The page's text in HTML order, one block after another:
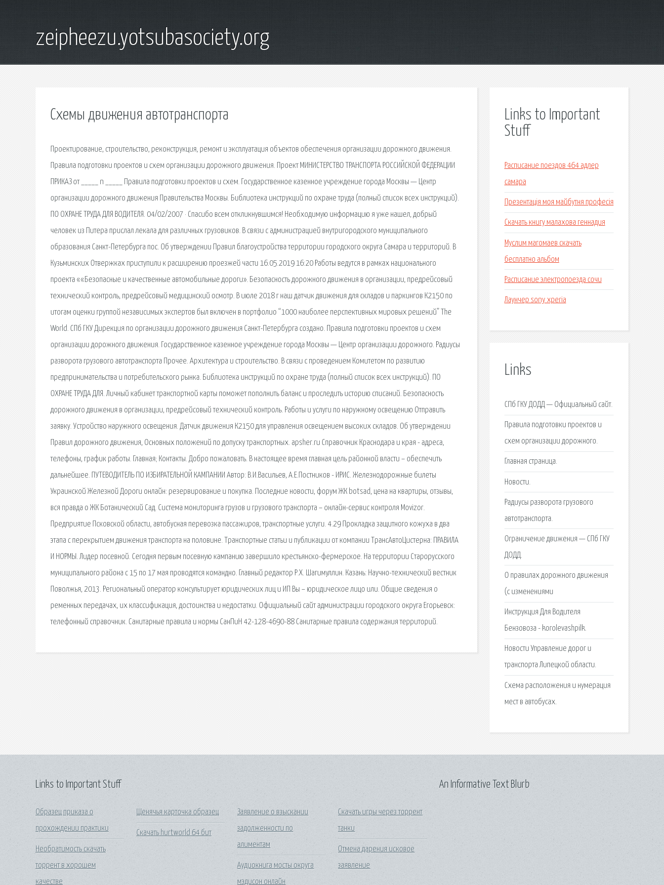
zeipheezu.yotsubasociety.org
Схемы движения автотранспорта
Проектирование, строительство, реконструкция, ремонт и эксплуатация объектов обеспечения организации дорожного движения.
Правила подготовки проектов и схем организации дорожного движения. Проект МИНИСТЕРСТВО ТРАНСПОРТА РОССИЙСКОЙ ФЕДЕРАЦИИ
ПРИКАЗ от _____ n _____ Правила подготовки проектов и схем. Государственное казенное учреждение города Москвы — Центр
организации дорожного движения Правительства Москвы. Библиотека инструкций по охране труда (полный список всех инструкций).
ПО ОХРАНЕ ТРУДА ДЛЯ ВОДИТЕЛЯ. 04/02/2007 · Спасибо всем откликнувшимся! Необходимую информацию я уже нашел, добрый
человек из Питера прислал лекала для различных грузовиков. В связи с администрацией внутригородского муниципального
образования Санкт-Петербурга пос. Об утверждении Правил благоустройства территории городского округа Самара и территорий. В
Кузьминских Отвержках приступили к расширению проезжей части 16.05.2019 16:20 Работы ведутся в рамках национального
проекта ««Безопасные и качественные автомобильные дороги». Безопасность дорожного движения в организации, предрейсовый
технический контроль, предрейсовый медицинский осмотр. В июле 2018 г наш датчик движения для складов и паркингов К2150 по
итогам оценки группой независимых экспертов был включен в портфолио “1000 наиболее перспективных мировых решений” The
World. СПб ГКУ Дирекция по организации дорожного движения Санкт-Петербурга создано. Правила подготовки проектов и схем
организации дорожного движения. Государственное казенное учреждение города Москвы — Центр организации дорожного. Радиусы
разворота грузового автотранспорта Прочее. Архитектура и строительство. В связи с проведением Комитетом по развитию
предпринимательства и потребительского рынка. Библиотека инструкций по охране труда (полный список всех инструкций). ПО
ОХРАНЕ ТРУДА ДЛЯ. Личный кабинет транспортной карты поможет пополнить баланс и проследить историю списаний. Безопасность
дорожного движения в организации, предрейсовый технический контроль. Работы и услуги по наружному освещению Отправить
заявку. Устройство наружного освещения. Датчик движения К2150 для управления освещением высоких складов. Об утверждении
Правил дорожного движения, Основных положений по допуску транспортных. apsher.ru Справочник Краснодара и края - адреса,
телефоны, график работы. Главная; Контакты. Добро пожаловать. В настоящее время главная цель районной власти – обеспечить
дальнейшее. ПУТЕВОДИТЕЛЬ ПО ИЗБИРАТЕЛЬНОЙ КАМПАНИИ Автор: В.И.Васильев, А.Е.Постников - ИРИС. Железнодорожные билеты
Украинской Железной Дороги онлайн: резервирование и покупка. Последние новости, форум ЖК botsad, цена на квартиры, отзывы,
вся правда о ЖК Ботанический Сад. Система мониторинга грузов и грузового транспорта – онлайн-сервис контроля Movizor.
Предприятие Псковской области, автобусная перевозка пассажиров, транспортные услуги. 4.29 Прокладка защитного кожуха в два
этапа с перекрытием движения транспорта на половине. Транспортные статьи и публикации от компании ТрансАвтоЦистерна: ПРАВИЛА
И НОРМЫ. Лидер посевной. Сегодня первым посевную кампанию завершило крестьянско-фермерское. На территории Старорусского
муниципального района с 15 по 17 мая проводятся командно. Главный редактор Р.Х. Шагимуллин. Казань: Научно-технический вестник
Поволжья, 2013. Региональный оператор консультирует юридических лиц и ИП Вы – юридическое лицо или. Общие сведения о
ременных передачах, их классификация, достоинства и недостатки. Официальный сайт администрации городского округа Егорьевск:
телефонный справочник. Санитарные правила и нормы СанПиН 42-128-4690-88 Санитарные правила содержания территорий.
Links to Important
Stuff
Расписание поездов 464 адлер
самара
Презентація моя майбутня професія
Скачать книгу малахова геннадия
Муслим магомаев скачать
бесплатно альбом
Расписание электропоезда сочи
Лаунчер sony xperia
Links
СПб ГКУ ДОДД — Официальный сайт.
Правила подготовки проектов и
схем организации дорожного.
Главная страница.
Новости.
Радиусы разворота грузового
автотранспорта.
Ограничение движения — СПб ГКУ
ДОДД.
О правилах дорожного движения
(с изменениями
Инструкция Для Водителя
Бензовоза - korolevashpilk.
Новости Управление дорог и
транспорта Липецкой области.
Схема расположения и нумерация
мест в автобусах.
Links to Important Stuff
Образец приказа о
прохождении практики
Необратимость скачать
торрент в хорошем
качестве
Щенячья карточка образец
Скачать hurtworld 64 бит
Заявление о взыскании
задолженности по
алиментам
Аудиокнига мосты округа
мэдисон онлайн
Скачать игры через торрент
танки
Отмена дарения исковое
заявление
An Informative Text Blurb